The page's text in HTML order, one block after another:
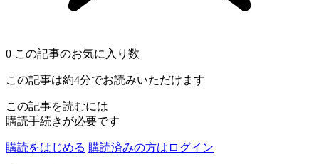
0 この記事のお気に入り数
この記事は約4分でお読みいただけます
この記事を読むには
購読手続きが必要です
購読をはじめる 購読済みの方はログイン